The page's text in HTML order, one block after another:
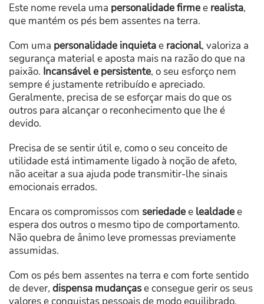
Este nome revela uma personalidade firmee realista,
que mantém os pés bem assentes na terra.
Com uma personalidade inquietae racional, valoriza a
segurança material e aposta mais na razão do que na
paixão. Incansável e persistente, o seu esforço nem
sempre é justamente retribuído e apreciado.
Geralmente, precisa de se esforçar mais do que os
outros para alcançar o reconhecimento que lhe é
devido.
Precisa de se sentir útil e, como o seu conceito de
utilidade está intimamente ligado à noção de afeto,
não aceitar a sua ajuda pode transmitir-lhe sinais
emocionais errados.
Encara os compromissos com seriedadee lealdadee
espera dos outros o mesmo tipo de comportamento.
Não quebra de ânimo leve promessas previamente
assumidas.
Com os pés bem assentes na terra e com forte sentido
de dever, dispensa mudançase consegue gerir os seus
valores e conquistas pessoais de modo equilibrado.